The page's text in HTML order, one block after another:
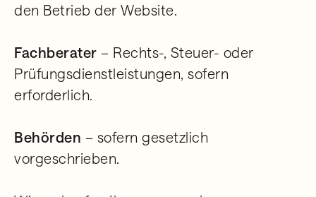
den Betrieb der Website.
Fachberater – Rechts-, Steuer- oder
Prüfungsdienstleistungen, sofern
erforderlich.
Behörden – sofern gesetzlich
vorgeschrieben.